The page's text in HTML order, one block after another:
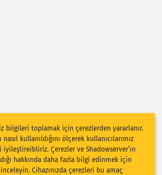
bilgileri toplamak için çerezlerden yararlanır.
kullanıldığını ölçerek kullanıcılarımız
Çerezler ve Shadowserver’ın
hakkında daha fazla bilgi edinmek için
inceleyin. Cihazınızda çerezleri bu amaç